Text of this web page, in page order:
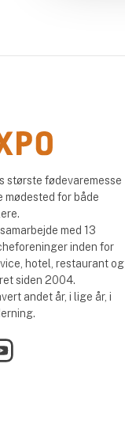
største fødevaremesse
mødested for både
med 13
inden for
hotel, restaurant og
siden 2004.
andet år, i lige år, i